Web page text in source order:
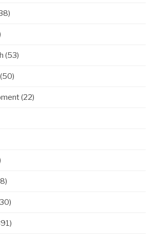
(53)
(50)
(22)